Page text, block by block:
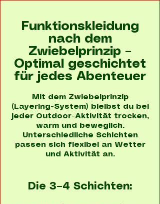
Funktionskleidung
nach dem
Zwiebelprinzip –
Optimal geschichtet
für jedes Abenteuer
Mit dem Zwiebelprinzip
(Layering-System) bleibst du bei
jeder Outdoor-Aktivität trocken,
warm und beweglich.
Unterschiedliche Schichten
passen sich flexibel an Wetter
und Aktivität an.
Die 3–4 Schichten: